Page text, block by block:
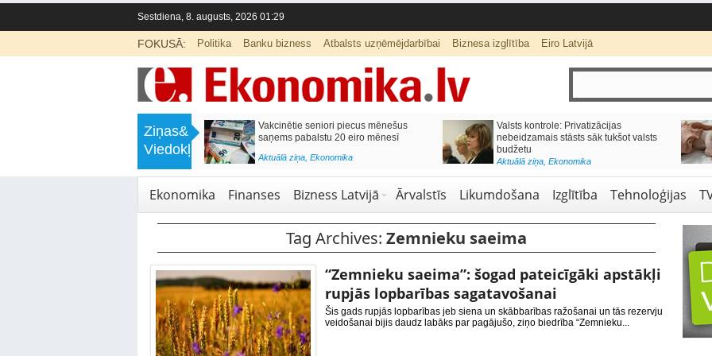
Sestdiena, 8. augusts, 2026 01:29
FOKUSĀ: Politika Banku bizness Atbalsts uzņēmējdarbībai Biznesa izglītība Eiro Latvijā
Ziņas&
Viedokļi
Labklājības ministrija rosina reformēt
un būtiski uzlabot vecāku pabalstu
Kā sagatavot bērnu skolai,
nepārslogojot ģimenes budžetu?
Aktuālā ziņa, Izglītība
Septiņos mēnešos Vivi vilcienos
pārvadāti 12 miljoni pasažieru; jūlijā
97,4 % reisu izpildīti laikā
Aktuālā ziņa, Bizness Latvijā
Ekonomika Finanses Bizness Latvijā Ārvalstīs Likumdošana Izglītība Tehnoloģijas
Tag Archives: Zemnieku saeima
“Zemnieku saeima”: šogad pateicīgāki apstākļi
rupjās lopbarības sagatavošanai
Šis gads rupjās lopbarības jeb siena un skābbarības ražošanai un tās rezervju
veidošanai bijis daudz labāks par pagājušo, ziņo biedrība “Zemnieku...